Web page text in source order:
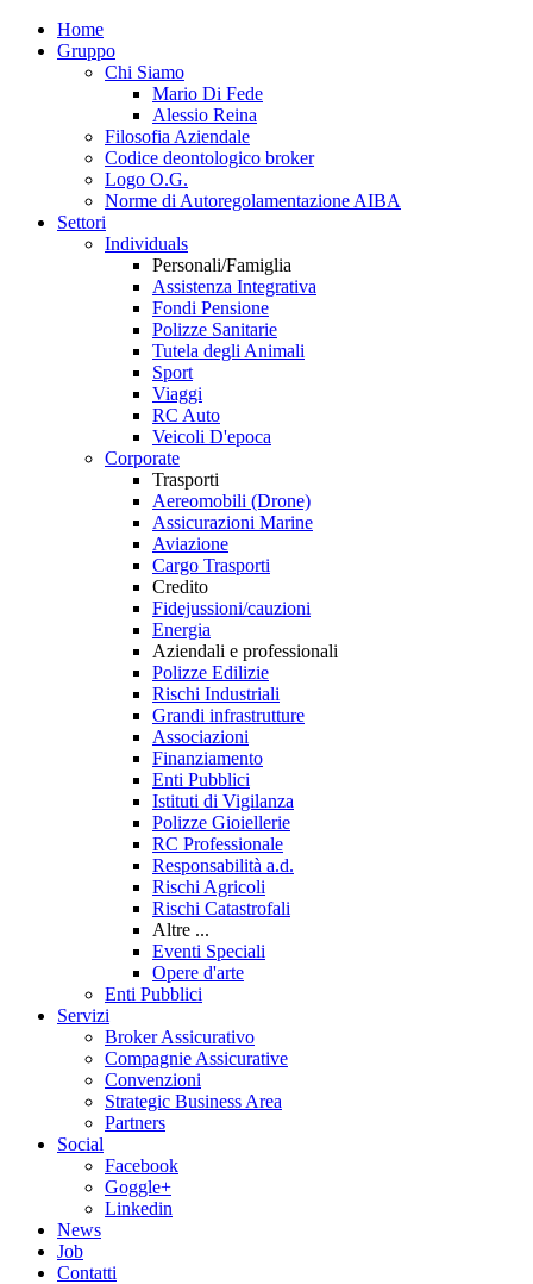
Home
Gruppo
Chi Siamo
Mario Di Fede
Alessio Reina
Filosofia Aziendale
Codice deontologico broker
Logo O.G.
Norme di Autoregolamentazione AIBA
Settori
Individuals
Personali/Famiglia
Assistenza Integrativa
Fondi Pensione
Polizze Sanitarie
Tutela degli Animali
Sport
Viaggi
RC Auto
Veicoli D'epoca
Corporate
Trasporti
Aereomobili (Drone)
Assicurazioni Marine
Aviazione
Cargo Trasporti
Credito
Fidejussioni/cauzioni
Energia
Aziendali e professionali
Polizze Edilizie
Rischi Industriali
Grandi infrastrutture
Associazioni
Finanziamento
Enti Pubblici
Istituti di Vigilanza
Polizze Gioiellerie
RC Professionale
Responsabilità a.d.
Rischi Agricoli
Rischi Catastrofali
Altre ...
Eventi Speciali
Opere d'arte
Enti Pubblici
Servizi
Broker Assicurativo
Compagnie Assicurative
Convenzioni
Strategic Business Area
Partners
Social
Facebook
Goggle+
Linkedin
News
Job
Contatti